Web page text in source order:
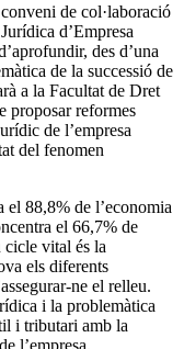
de col·laboració
d’Empresa
des d’una
de la successió de
a la Facultat de Dret
proposar reformes
de l’empresa
del fenomen
el 88,8% de l’economia
el 66,7% de
cicle vital és la
els diferents
ne el relleu.
i la problemàtica
i tributari amb la
l’empresa.